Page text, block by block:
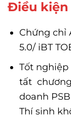
Điều kiện
Chứng chỉ
5.0/ iBT
Tốt
tất
doanh PSB
Thí sinh